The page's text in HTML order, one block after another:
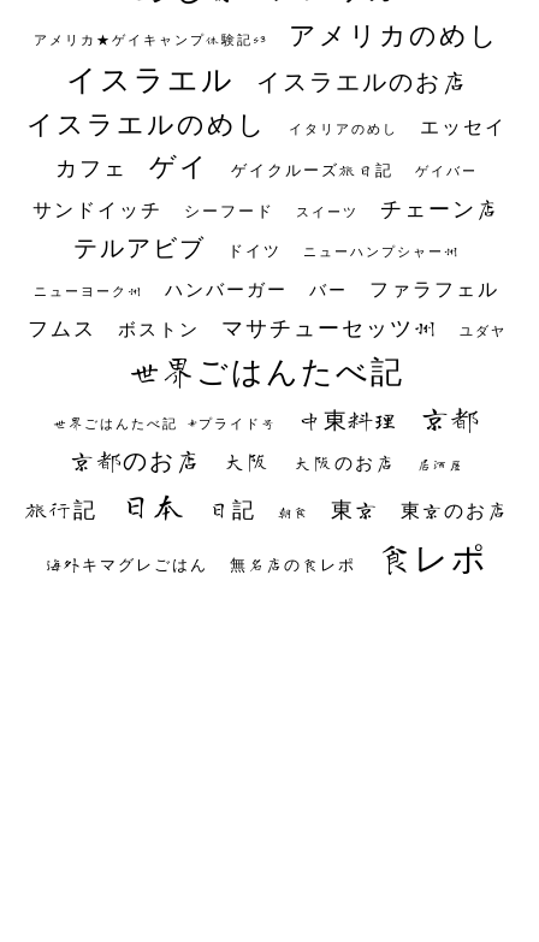
アメリカ★ゲイキャンプ体験記S3 アメリカのめし
イスラエル イスラエルのお店
イスラエルのめし イタリアのめし エッセイ
カフェ ゲイ ゲイクルーズ旅日記 ゲイバー
サンドイッチ シーフード スイーツ チェーン店
テルアビブ ドイツ ニューハンプシャー州
ニューヨーク州 ハンバーガー バー ファラフェル
フムス ボストン マサチューセッツ州 ユダヤ
世界ごはんたべ記
世界ごはんたべ記 #プライド号 中東料理 京都
京都のお店 大阪 大阪のお店 居酒屋
旅行記 日本 日記 朝食 東京 東京のお店
海外キマグレごはん 無名店の食レポ 食レポ